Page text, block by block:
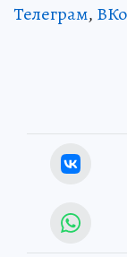
Телеграм,